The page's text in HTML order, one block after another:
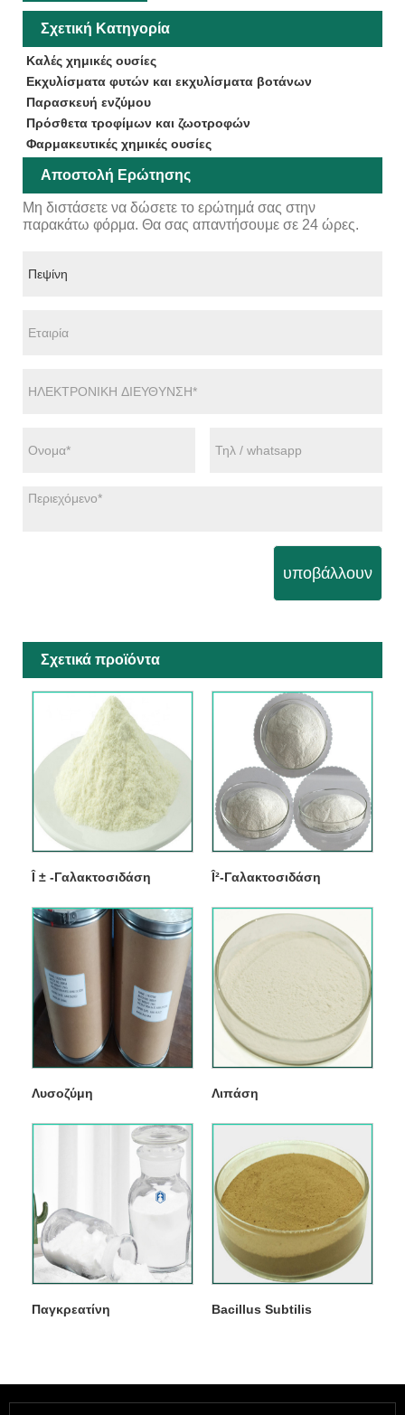
Σχετική Κατηγορία
Καλές χημικές ουσίες
Εκχυλίσματα φυτών και εκχυλίσματα βοτάνων
Παρασκευή ενζύμου
Πρόσθετα τροφίμων και ζωοτροφών
Φαρμακευτικές χημικές ουσίες
Αποστολή Ερώτησης
Μη διστάσετε να δώσετε το ερώτημά σας στην
παρακάτω φόρμα. Θα σας απαντήσουμε σε 24 ώρες.
υποβάλλουν
Σχετικά προϊόντα
Î ± -Γαλακτοσιδάση Î²-Γαλακτοσιδάση
Λυσοζύμη Λιπάση
Παγκρεατίνη Bacillus Subtilis